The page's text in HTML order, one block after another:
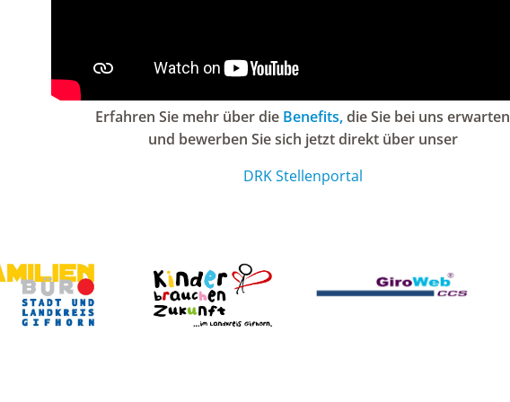
Erfahren Sie mehr über die Benefits,die Sie bei uns erwarten
und bewerben Sie sich jetzt direkt über unser
DRK Stellenportal